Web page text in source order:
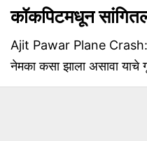
कॉकपिटमधून
Ajit Pawar Plane Crash:
नेमका कसा झाला असावा